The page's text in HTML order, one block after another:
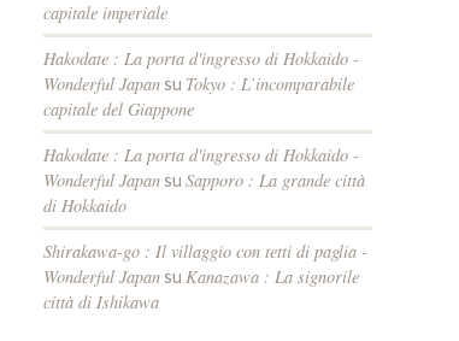
capitale imperiale
Hakodate : La porta d'ingresso di Hokkaido -
Wonderful Japan su Tokyo : L’incomparabile
capitale del Giappone
Hakodate : La porta d'ingresso di Hokkaido -
Wonderful Japan su Sapporo : La grande città
di Hokkaido
Shirakawa-go : Il villaggio con tetti di paglia -
Wonderful Japan su Kanazawa : La signorile
città di Ishikawa